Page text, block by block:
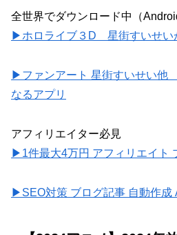
全世界でダウンロード中（
▶ホロライブ３D 星街すいせい
▶ファンアート 星街すいせい他
なるアプリ
アフィリエイター必見
▶1件最大4万円 アフィリエイト
▶SEO対策 ブログ記事 自動作成